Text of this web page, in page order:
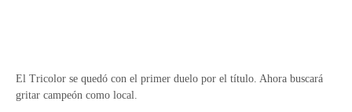
El Tricolor se quedó con el primer duelo por el título. Ahora buscará
gritar campeón como local.